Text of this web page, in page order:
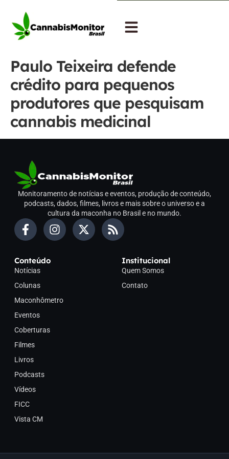
Paulo Teixeira defende
crédito para pequenos
produtores que pesquisam
cannabis medicinal
Monitoramento de notícias e eventos, produção de conteúdo,
podcasts, dados, filmes, livros e mais sobre o universo e a
cultura da maconha no Brasil e no mundo.
Conteúdo
Notícias
Colunas
Maconhômetro
Eventos
Coberturas
Filmes
Livros
Podcasts
Vídeos
FICC
Vista CM
Institucional
Quem Somos
Contato